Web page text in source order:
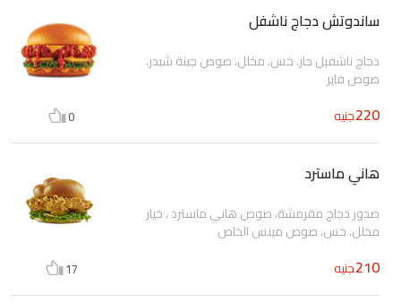
ساندوتش دجاج ناشفل
دجاج ناشفيل حار، خس، مخلل، صوص جبنة شيدر،
صوص فاير
220جنيه 0
هاني ماسترد
صدور دجاج مقرمشة، صوص هاني ماسترد ، خيار
مخلل، خس، صوص مينس الخاص
210جنيه 17